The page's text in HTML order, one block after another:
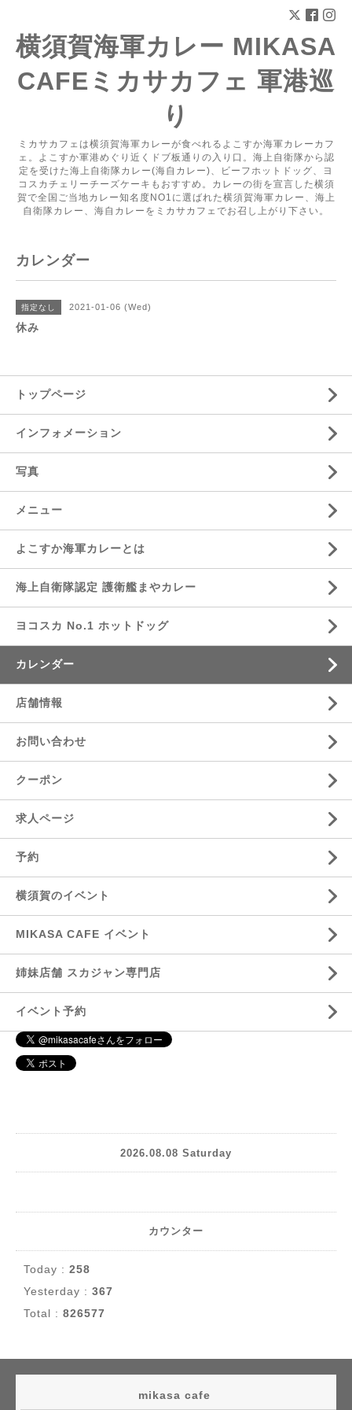
横須賀海軍カレー MIKASA
CAFEミカサカフェ 軍港巡
り
ミカサカフェは横須賀海軍カレーが食べれるよこすか海軍カレーカフ
ェ。よこすか軍港めぐり近くドブ板通りの入り口。海上自衛隊から認
定を受けた海上自衛隊カレー(海自カレー)、ビーフホットドッグ、ヨ
コスカチェリーチーズケーキもおすすめ。カレーの街を宣言した横須
賀で全国ご当地カレー知名度NO1に選ばれた横須賀海軍カレー、海上
自衛隊カレー、海自カレーをミカサカフェでお召し上がり下さい。
カレンダー
指定なし 2021-01-06 (Wed)
休み
トップページ
インフォメーション
写真
メニュー
よこすか海軍カレーとは
海上自衛隊認定 護衛艦まやカレー
ヨコスカ No.1 ホットドッグ
カレンダー
店舗情報
お問い合わせ
クーポン
求人ページ
予約
横須賀のイベント
MIKASA CAFE イベント
姉妹店舗 スカジャン専門店
イベント予約
2026.08.08 Saturday
カウンター
Today : 258
Yesterday : 367
Total : 826577
mikasa cafe